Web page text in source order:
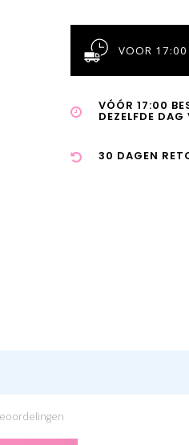
VOOR 17:00
VÓÓR 17:00
DEZELFDE DAG
30 DAGEN